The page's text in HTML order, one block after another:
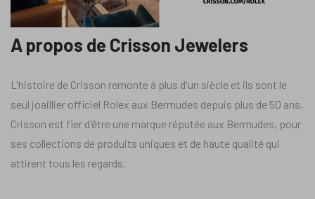
A propos de Crisson Jewelers
L'histoire de Crisson remonte à plus d'un siècle et ils sont le
seul joaillier officiel Rolex aux Bermudes depuis plus de 50 ans.
Crisson est fier d'être une marque réputée aux Bermudes, pour
ses collections de produits uniques et de haute qualité qui
attirent tous les regards.